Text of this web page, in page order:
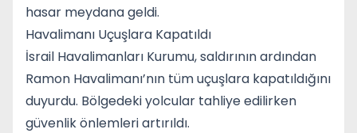
hasar meydana geldi.
Havalimanı Uçuşlara Kapatıldı
İsrail Havalimanları Kurumu, saldırının ardından
Ramon Havalimanı’nın tüm uçuşlara kapatıldığını
duyurdu. Bölgedeki yolcular tahliye edilirken
güvenlik önlemleri artırıldı.